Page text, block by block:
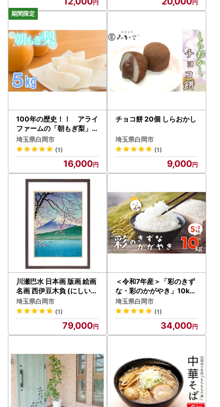
100年の歴史！！ アライ
ファームの「朝もぎ梨」幸
水・豊水・あきづき 約5k
g
埼玉県白岡市
(1)
16,000
チョコ餅 20個 しらおかし
埼玉県白岡市
(1)
9,000
川瀬巴水 日本画 版画 絵画
名画 西伊豆木負 (にしいず
きしょう） LL
埼玉県白岡市
(1)
79,000
＜令和7年産＞「彩のきず
な・彩のかがやき」10kg
精米
埼玉県白岡市
(1)
34,000